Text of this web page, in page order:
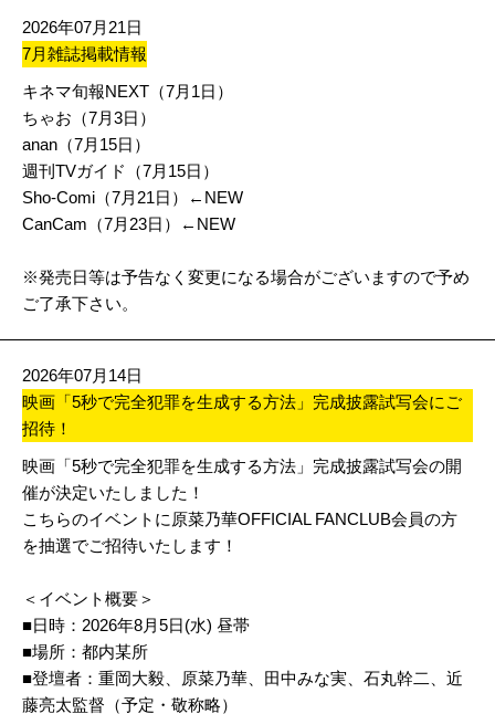
2026年07月21日
7月雑誌掲載情報
キネマ旬報NEXT（7月1日）
ちゃお（7月3日）
anan（7月15日）
週刊 TVガイド（7月15日）
Sho-Comi（7月21日）←NEW
CanCam（7月23日）←NEW
※発売日等は予告なく変更になる場合がございますので予め
ご了承下さい。
2026年07月14日
映画「5秒で完全犯罪を生成する方法」完成披露試写会にご
招待！
映画「5秒で完全犯罪を生成する方法」完成披露試写会の開
催が決定いたしました！
こちらのイベントに原菜乃華OFFICIAL FANCLUB会員の方
を抽選でご招待いたします！
＜イベント概要＞
■日時：2026年8月5日(水) 昼帯
■場所：都内某所
■登壇者：重岡大毅、原菜乃華、田中みな実、石丸幹二、近
藤亮太監督（予定・敬称略）